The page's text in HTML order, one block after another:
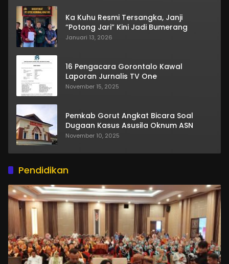
Ka Kuhu Resmi Tersangka, Janji
“Potong Jari” Kini Jadi Bumerang
Januari 13, 2026
16 Pengacara Gorontalo Kawal
Laporan Jurnalis TV One
November 15, 2025
Pemkab Gorut Angkat Bicara Soal
Dugaan Kasus Asusila Oknum ASN
November 10, 2025
Pendidikan